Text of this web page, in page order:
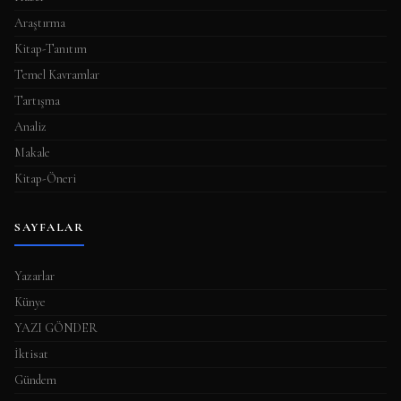
s
ı
Araştırma
Kitap-Tanıtım
Temel Kavramlar
Tartışma
Analiz
Makale
Kitap-Öneri
SAYFALAR
Yazarlar
Künye
YAZI GÖNDER
İktisat
Gündem